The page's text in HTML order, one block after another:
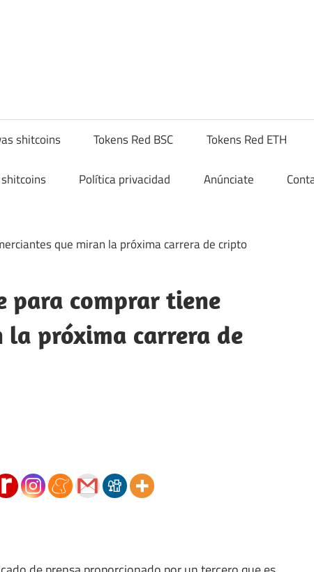
shitcoins Tokens Red BSC Tokens Red ETH
Política privacidad Anúnciate
para comprar tiene
la próxima carrera de